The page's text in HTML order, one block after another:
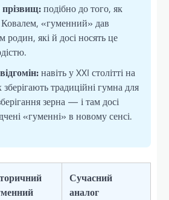
прізвищ:подібно до того, як
Ковалем, «гуменний» дав
родин, які й досі носять це
навіть у XXI столітті на
традиційні гумна для
зерна — і там досі
«гуменні» в новому сенсі.
Сучасний
аналог